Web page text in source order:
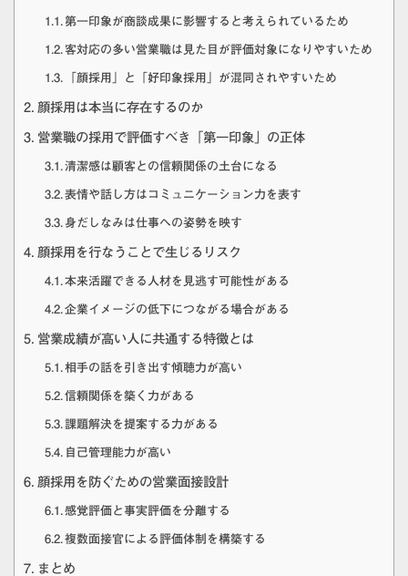
第一印象が商談成果に影響すると考えられているため
客対応の多い営業職は見た目が評価対象になりやすいため
「顔採用」と「好印象採用」が混同されやすいため
顔採用は本当に存在するのか
営業職の採用で評価すべき「第一印象」の正体
清潔感は顧客との信頼関係の土台になる
表情や話し方はコミュニケーション力を表す
身だしなみは仕事への姿勢を映す
顔採用を行なうことで生じるリスク
本来活躍できる人材を見逃す可能性がある
企業イメージの低下につながる場合がある
営業成績が高い人に共通する特徴とは
相手の話を引き出す傾聴力が高い
信頼関係を築く力がある
課題解決を提案する力がある
自己管理能力が高い
顔採用を防ぐための営業面接設計
感覚評価と事実評価を分離する
複数面接官による評価体制を構築する
まとめ